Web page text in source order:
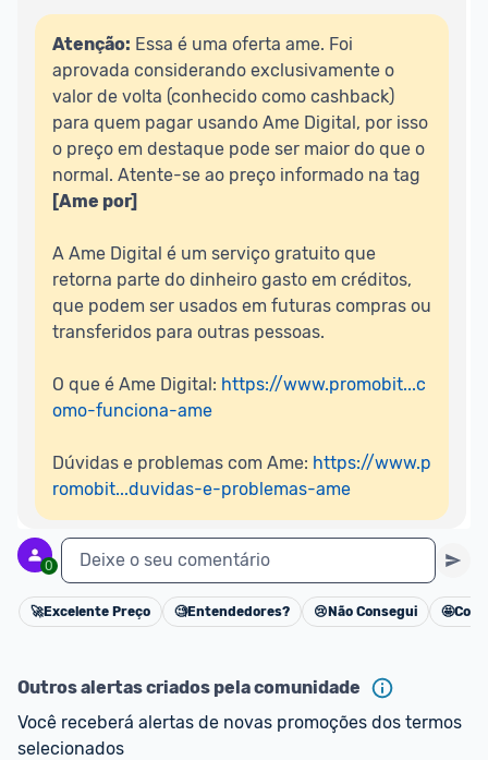
Atenção: Essa é uma oferta ame. Foi
aprovada considerando exclusivamente o
valor de volta (conhecido como cashback)
para quem pagar usando Ame Digital, por isso
o preço em destaque pode ser maior do que o
[Ame por]
A Ame Digital é um serviço gratuito que
retorna parte do dinheiro gasto em créditos,
que podem ser usados em futuras compras ou
transferidos para outras pessoas.
O que é Ame Digital: https://www.promobit...c
omo-funciona-ame
Dúvidas e problemas com Ame: https://www.p
romobit...duvidas-e-problemas-ame
0 Deixe o seu comentário
Cancelar
🚀Excelente Preço 🧐Entendedores? 😢 Não Consegui 🤩
Outros alertas criados pela comunidade
Você receberá alertas de novas promoções dos termos
selecionados